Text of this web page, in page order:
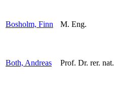
Bosholm, Finn M. Eng.
Both, Andreas Prof. Dr. rer. nat.